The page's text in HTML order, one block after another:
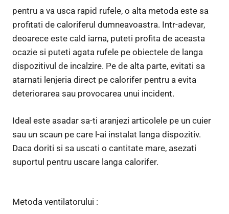
pentru a va usca rapid rufele, o alta metoda este sa
profitati de caloriferul dumneavoastra. Intr-adevar,
deoarece este cald iarna, puteti profita de aceasta
ocazie si puteti agata rufele pe obiectele de langa
dispozitivul de incalzire. Pe de alta parte, evitati sa
atarnati lenjeria direct pe calorifer pentru a evita
deteriorarea sau provocarea unui incident.
Ideal este asadar sa-ti aranjezi articolele pe un cuier
sau un scaun pe care l-ai instalat langa dispozitiv.
Daca doriti si sa uscati o cantitate mare, asezati
suportul pentru uscare langa calorifer.
Metoda ventilatorului :